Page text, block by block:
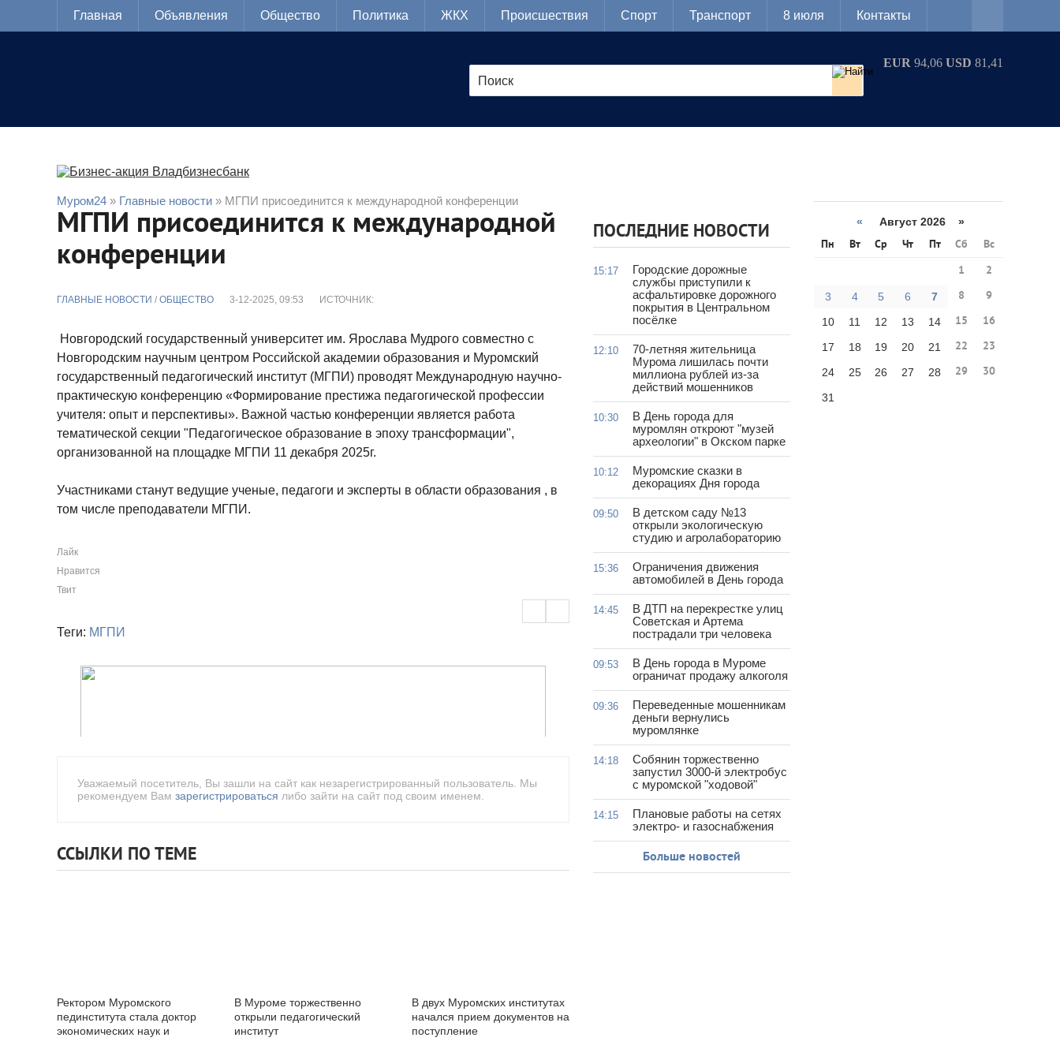
Главная Объявления Общество Политика ЖКХ Происшествия Спорт Транспорт 8 июля Контакты
EUR 94,06 USD 81,41
Муром24 » Главные новости » МГПИ присоединится к международной конференции
МГПИ присоединится к международной
конференции
ГЛАВНЫЕ НОВОСТИ / ОБЩЕСТВО 3-12-2025, 09:53 ИСТОЧНИК:
Новгородский государственный университет им. Ярослава Мудрого совместно с
Новгородским научным центром Российской академии образования и Муромский
государственный педагогический институт (МГПИ) проводят Международную научно-
практическую конференцию «Формирование престижа педагогической профессии
учителя: опыт и перспективы». Важной частью конференции является работа
тематической секции "Педагогическое образование в эпоху трансформации",
организованной на площадке МГПИ 11 декабря 2025г.
Участниками станут ведущие ученые, педагоги и эксперты в области образования , в
том числе преподаватели МГПИ.
Лайк
Нравится
Твит
Теги: МГПИ
Уважаемый посетитель, Вы зашли на сайт как незарегистрированный пользователь. Мы
рекомендуем Вам зарегистрироваться либо зайти на сайт под своим именем.
ССЫЛКИ ПО ТЕМЕ
Ректором Муромского
пединститута стала доктор
экономических наук и
В Муроме торжественно
открыли педагогический
институт
В двух Муромских институтах
начался прием документов на
поступление
ПОСЛЕДНИЕ НОВОСТИ
15:17
Городские дорожные
службы приступили к
асфальтировке дорожного
покрытия в Центральном
посёлке
12:10
70-летняя жительница
Мурома лишилась почти
миллиона рублей из-за
действий мошенников
10:30
В День города для
муромлян откроют "музей
археологии" в Окском парке
10:12
Муромские сказки в
декорациях Дня города
09:50
В детском саду №13
открыли экологическую
студию и агролабораторию
15:36
Ограничения движения
автомобилей в День города
14:45
В ДТП на перекрестке улиц
Советская и Артема
пострадали три человека
09:53
В День города в Муроме
ограничат продажу алкоголя
09:36
Переведенные мошенникам
деньги вернулись
муромлянке
14:18
Собянин торжественно
запустил 3000-й электробус
с муромской "ходовой"
14:15
Плановые работы на сетях
электро- и газоснабжения
Больше новостей
« Август 2026 »
Пн Вт Ср Чт Пт Сб
Вс
1
2
3 4 5 6 7 8 9
10 11 12 13 14 15 16
17 18 19 20 21 22 23
24 25 26 27 28 29 30
31